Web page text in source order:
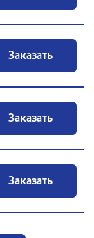
Заказать
Заказать
Заказать